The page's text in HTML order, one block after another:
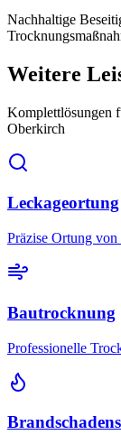
Nachhaltige
Weitere
Komplettlösungen
Oberkirch
Leckageortung
Präzise Ortung
Bautrocknung
Professionelle